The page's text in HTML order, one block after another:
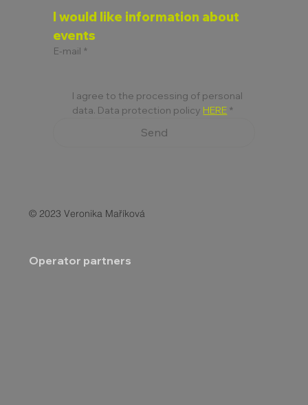
I would like information about
events
E-mail *
I agree to the processing of personal
data. Data protection policy HERE *
Send
© 2023 Veronika Maříková
Operator partners